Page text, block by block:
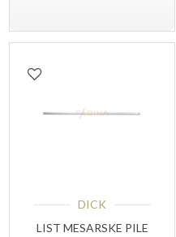
DICK
LIST MESARSKE PILE